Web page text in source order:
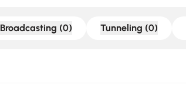
Broadcasting (0) Tunneling (0)